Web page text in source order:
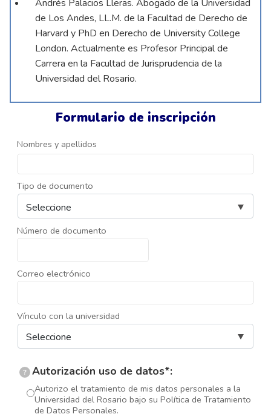
Formulario de inscripción
Nombres y apellidos
Tipo de documento
Número de documento
Correo electrónico
Vínculo con la universidad
? Autorización uso de datos*:
Autorizo el tratamiento de mis datos personales a la
Universidad del Rosario bajo su Política de Tratamiento
de Datos Personales.
Andrés Palacios Lleras. Abogado de la Universidad
de Los Andes, LL.M. de la Facultad de Derecho de
Harvard y PhD en Derecho de University College
London. Actualmente es Profesor Principal de
Carrera en la Facultad de Jurisprudencia de la
Universidad del Rosario.